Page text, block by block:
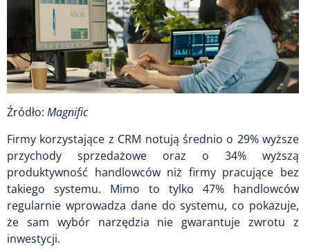
Źródło: Magnific
Firmy korzystające z CRM notują średnio o 29% wyższe
przychody sprzedażowe oraz o 34% wyższą
produktywność handlowców niż firmy pracujące bez
takiego systemu. Mimo to tylko 47% handlowców
regularnie wprowadza dane do systemu, co pokazuje,
że sam wybór narzędzia nie gwarantuje zwrotu z
inwestycji.